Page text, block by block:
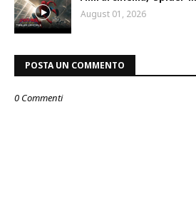
August 01, 2026
POSTA UN COMMENTO
0 Commenti